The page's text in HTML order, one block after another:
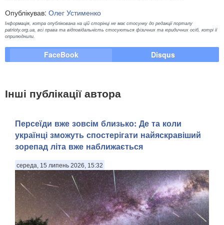
Опублікував: Олег Устименко
Інформація, котра опублікована на цій сторінці не має стосунку до редакції порталу
patrioty.org.ua, всі права та відповідальність стосуються фізичних та юридичних осіб, котрі її
оприлюднили.
FaceBook Disqus
Інші публікації автора
Персеїди вже зовсім близько: Де та коли
українці зможуть спостерігати найяскравіший
зорепад літа вже наближається
середа, 15 липень 2026, 15:32